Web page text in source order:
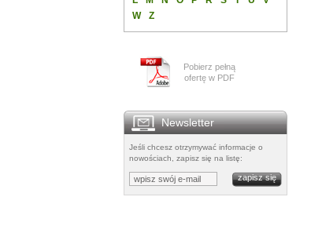
W
Z
Pobierz pełną
ofertę w PDF
Newsletter
Jeśli chcesz otrzymywać informacje o
nowościach, zapisz się na listę: